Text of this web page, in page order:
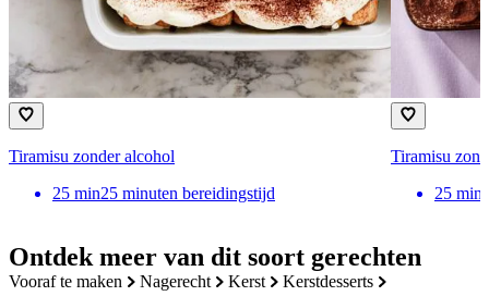
Ontdek meer van dit soort gerechten
vooraf te maken nagerecht kerst kerstdesserts
Tiramisu zonder alcohol
25 min25 minuten bereidingstijd
Tiramisu
25 min